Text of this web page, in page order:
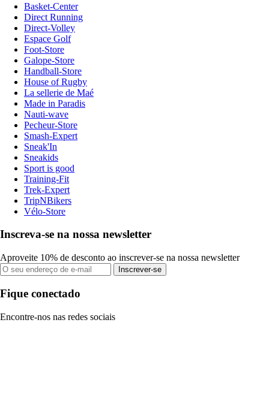
Basket-Center
Direct Running
Direct-Volley
Espace Golf
Foot-Store
Galope-Store
Handball-Store
House of Rugby
La sellerie de Maé
Made in Paradis
Nauti-wave
Pecheur-Store
Smash-Expert
Sneak'In
Sneakids
Sport is good
Training-Fit
Trek-Expert
TripNBikers
Vélo-Store
Inscreva-se na nossa newsletter
Aproveite 10% de desconto ao inscrever-se na nossa newsletter
Inscrever-se
Fique conectado
Encontre-nos nas redes sociais